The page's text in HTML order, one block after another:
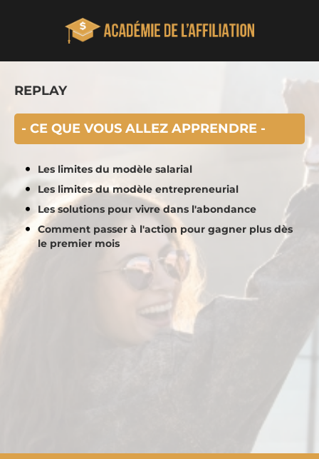
REPLAY
- CE QUE VOUS ALLEZ APPRENDRE -
Les limites du modèle salarial
Les limites du modèle entrepreneurial
Les solutions pour vivre dans l'abondance
Comment passer à l'action pour gagner plus dès
le premier mois